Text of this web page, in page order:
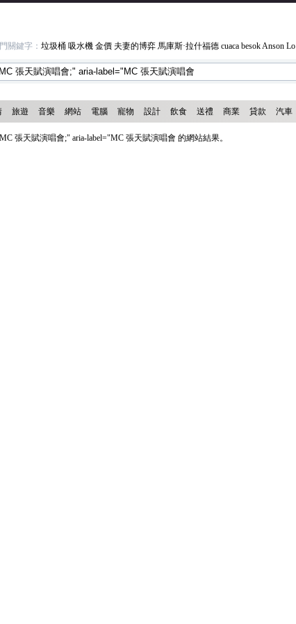
關鍵字： 垃圾桶 吸水機 金價 夫妻的博弈 馬庫斯·拉什福德 cuaca besokAnson Lo
旅遊 音樂 網站 電腦 寵物 設計 飲食 送禮 商業 貸款 汽車
張天賦演唱會;" aria-label="MC 張天賦演唱會 的網站結果。